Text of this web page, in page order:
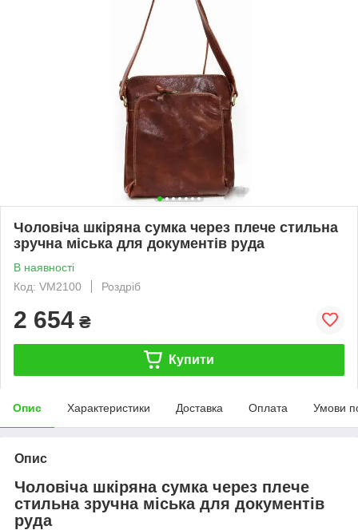
Чоловіча шкіряна сумка через плече стильна
зручна міська для документів руда
В наявності
Код: VM2100
Роздріб
2 654 ₴
Купити
Опис Характеристики Доставка Оплата Умови
Опис
Чоловіча шкіряна сумка через плече
стильна зручна міська для документів
руда